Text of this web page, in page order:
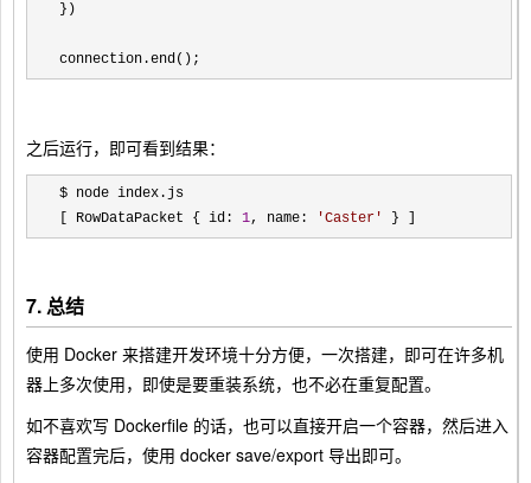
})
connection.end();
之后运行，即可看到结果：
$ node index.js
[ RowDataPacket { id: 1, name: 'Caster ' } ]
7. 总结
使用 Docker 来搭建开发环境十分方便，一次搭建，即可在许多机
器上多次使用，即使是要重装系统，也不必在重复配置。
如不喜欢写 Dockerfile 的话，也可以直接开启一个容器，然后进入
容器配置完后，使用 docker save/export 导出即可。